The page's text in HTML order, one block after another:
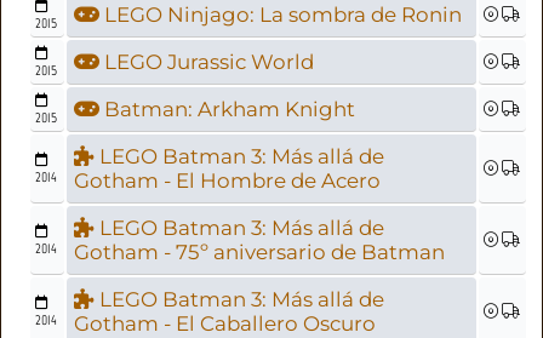
2015 LEGO Ninjago: La sombra de Ronin
2015 LEGO Jurassic World
2015 Batman: Arkham Knight
2014
LEGO Batman 3: Más allá de
Gotham - El Hombre de Acero
2014
LEGO Batman 3: Más allá de
Gotham - 75º aniversario de Batman
2014
LEGO Batman 3: Más allá de
Gotham - El Caballero Oscuro